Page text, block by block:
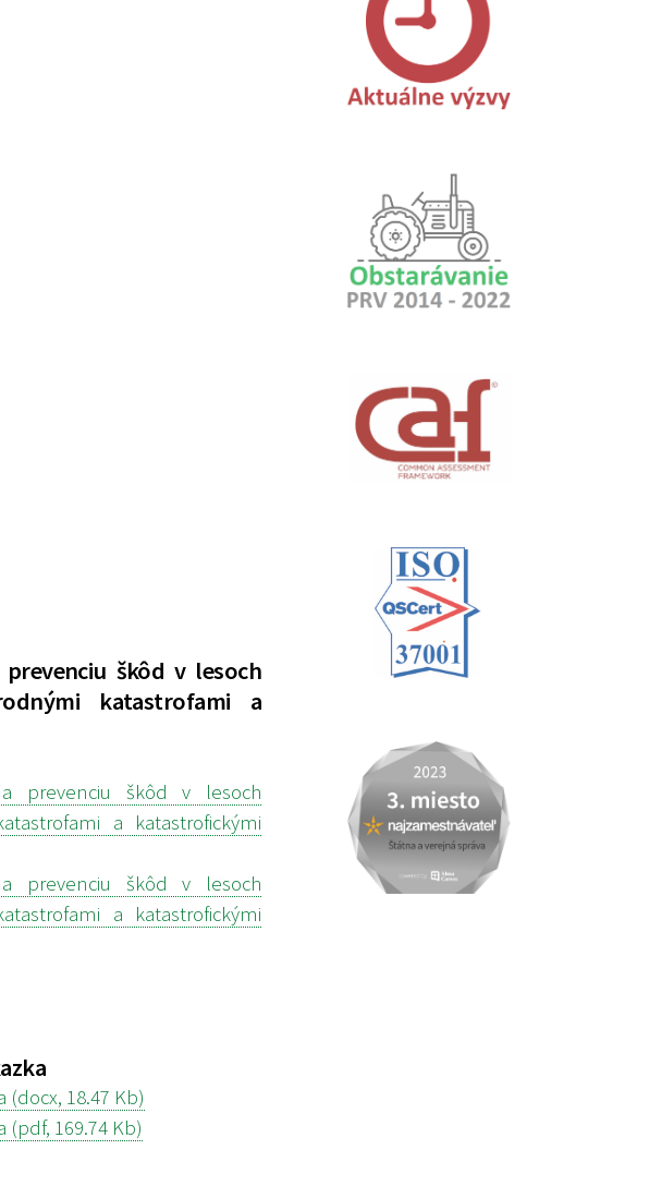
škôd v lesoch
katastrofami a
prevenciu škôd v lesoch
a katastrofickými
prevenciu škôd v lesoch
a katastrofickými
(docx, 18.47 Kb)
(pdf, 169.74 Kb)